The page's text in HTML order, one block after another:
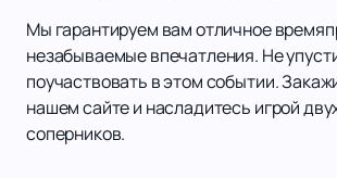
Мы гарантируем вам отличное
незабываемые впечатления. Не
поучаствовать в этом событии.
нашем сайте и насладитесь игрой
соперников.